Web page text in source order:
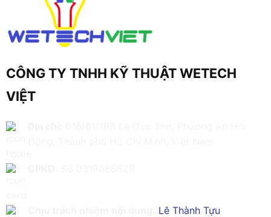
CÔNG TY TNHH KỸ THUẬT WETECH
VIỆT
Lê Thành Tựu